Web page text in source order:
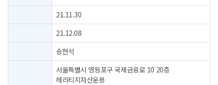
21.11.30
21.12.08
송현석
서울특별시 영등포구 국제금융로 10 20층
헤리티지자산운용